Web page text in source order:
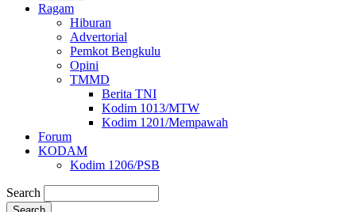
Ragam
Hiburan
Advertorial
Pemkot Bengkulu
Opini
TMMD
Berita TNI
Kodim 1013/MTW
Kodim 1201/Mempawah
Forum
KODAM
Kodim 1206/PSB
Search